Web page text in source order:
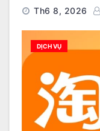
Th6 8, 2026
DỊCH VỤ